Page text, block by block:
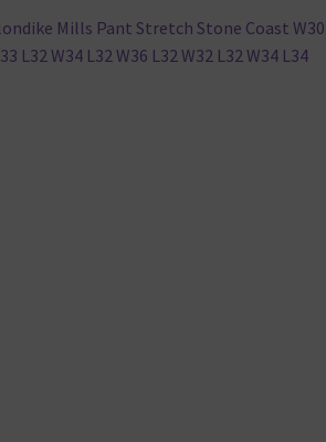
Mills Pant Stretch Stone Coast W30
L32 W34 L32 W36 L32 W32 L32 W34 L34